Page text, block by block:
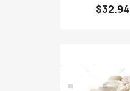
$32.94